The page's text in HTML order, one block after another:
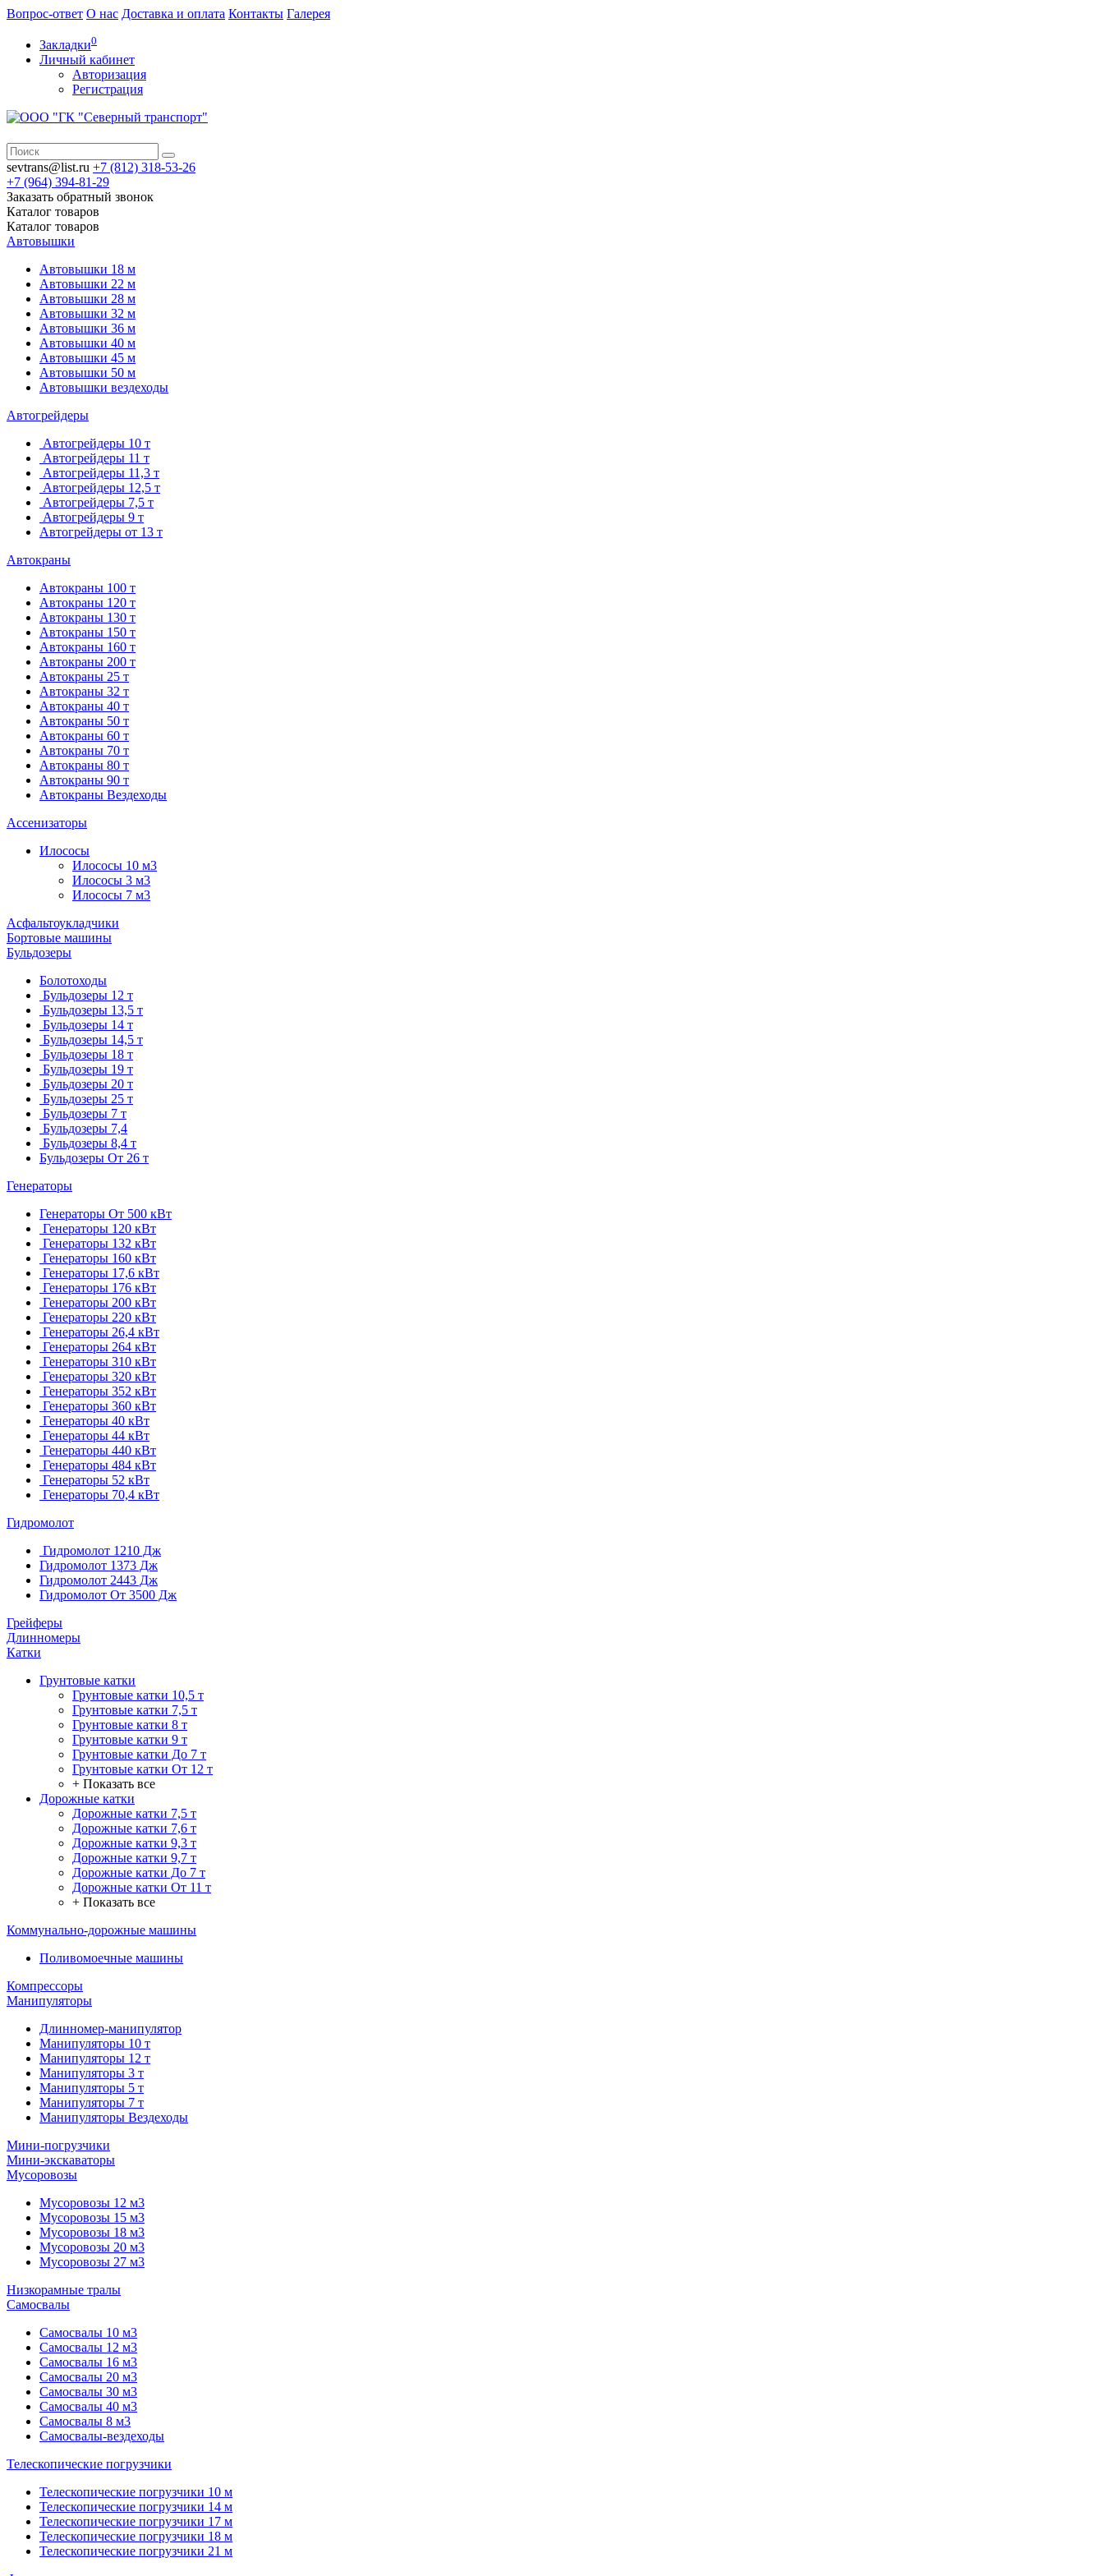
Вопрос-ответ О нас Доставка и оплата Контакты Галерея
Закладки0
Личный кабинет
Авторизация
Регистрация
sevtrans@list.ru +7 (812) 318-53-26
+7 (964) 394-81-29
Заказать обратный звонок
Каталог товаров
Каталог товаров
Автовышки
Автовышки 18 м
Автовышки 22 м
Автовышки 28 м
Автовышки 32 м
Автовышки 36 м
Автовышки 40 м
Автовышки 45 м
Автовышки 50 м
Автовышки вездеходы
Автогрейдеры
Автогрейдеры 10 т
Автогрейдеры 11 т
Автогрейдеры 11,3 т
Автогрейдеры 12,5 т
Автогрейдеры 7,5 т
Автогрейдеры 9 т
Автогрейдеры от 13 т
Автокраны
Автокраны 100 т
Автокраны 120 т
Автокраны 130 т
Автокраны 150 т
Автокраны 160 т
Автокраны 200 т
Автокраны 25 т
Автокраны 32 т
Автокраны 40 т
Автокраны 50 т
Автокраны 60 т
Автокраны 70 т
Автокраны 80 т
Автокраны 90 т
Автокраны Вездеходы
Ассенизаторы
Илососы
Илососы 10 м3
Илососы 3 м3
Илососы 7 м3
Асфальтоукладчики
Бортовые машины
Бульдозеры
Болотоходы
Бульдозеры 12 т
Бульдозеры 13,5 т
Бульдозеры 14 т
Бульдозеры 14,5 т
Бульдозеры 18 т
Бульдозеры 19 т
Бульдозеры 20 т
Бульдозеры 25 т
Бульдозеры 7 т
Бульдозеры 7,4
Бульдозеры 8,4 т
Бульдозеры От 26 т
Генераторы
Генераторы От 500 кВт
Генераторы 120 кВт
Генераторы 132 кВт
Генераторы 160 кВт
Генераторы 17,6 кВт
Генераторы 176 кВт
Генераторы 200 кВт
Генераторы 220 кВт
Генераторы 26,4 кВт
Генераторы 264 кВт
Генераторы 310 кВт
Генераторы 320 кВт
Генераторы 352 кВт
Генераторы 360 кВт
Генераторы 40 кВт
Генераторы 44 кВт
Генераторы 440 кВт
Генераторы 484 кВт
Генераторы 52 кВт
Генераторы 70,4 кВт
Гидромолот
Гидромолот 1210 Дж
Гидромолот 1373 Дж
Гидромолот 2443 Дж
Гидромолот От 3500 Дж
Грейферы
Длинномеры
Катки
Грунтовые катки
Грунтовые катки 10,5 т
Грунтовые катки 7,5 т
Грунтовые катки 8 т
Грунтовые катки 9 т
Грунтовые катки До 7 т
Грунтовые катки От 12 т
+ Показать все
Дорожные катки
Дорожные катки 7,5 т
Дорожные катки 7,6 т
Дорожные катки 9,3 т
Дорожные катки 9,7 т
Дорожные катки До 7 т
Дорожные катки От 11 т
+ Показать все
Коммунально-дорожные машины
Поливомоечные машины
Компрессоры
Манипуляторы
Длинномер-манипулятор
Манипуляторы 10 т
Манипуляторы 12 т
Манипуляторы 3 т
Манипуляторы 5 т
Манипуляторы 7 т
Манипуляторы Вездеходы
Мини-погрузчики
Мини-экскаваторы
Мусоровозы
Мусоровозы 12 м3
Мусоровозы 15 м3
Мусоровозы 18 м3
Мусоровозы 20 м3
Мусоровозы 27 м3
Низкорамные тралы
Самосвалы
Самосвалы 10 м3
Самосвалы 12 м3
Самосвалы 16 м3
Самосвалы 20 м3
Самосвалы 30 м3
Самосвалы 40 м3
Самосвалы 8 м3
Самосвалы-вездеходы
Телескопические погрузчики
Телескопические погрузчики 10 м
Телескопические погрузчики 14 м
Телескопические погрузчики 17 м
Телескопические погрузчики 18 м
Телескопические погрузчики 21 м